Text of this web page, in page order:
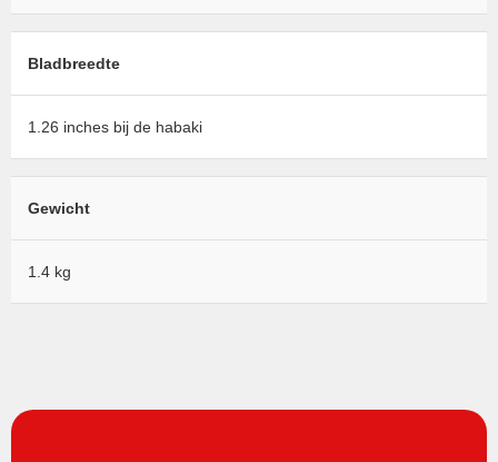
Bladbreedte
1.26 inches bij de habaki
Gewicht
1.4 kg